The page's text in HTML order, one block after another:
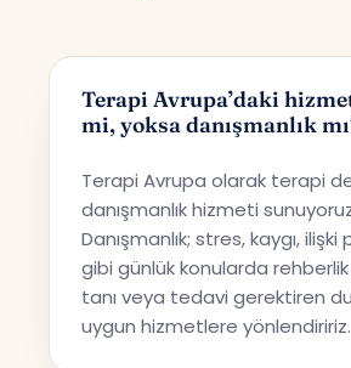
Terapi Avrupa’daki
mi, yoksa danışmanlık
Terapi Avrupa olarak terapi
danışmanlık hizmeti
Danışmanlık; stres, kaygı,
gibi günlük konularda rehberlik
tanı veya tedavi gerektiren
uygun hizmetlere yönlendiririz.